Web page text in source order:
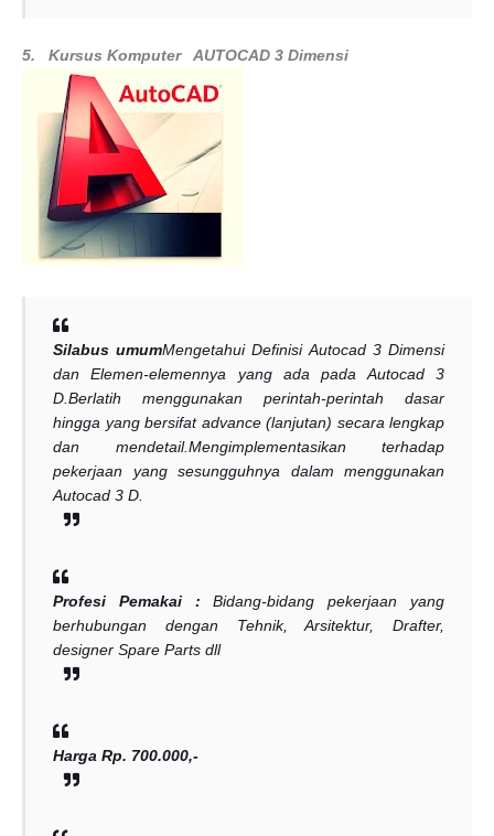
5. Kursus Komputer AUTOCAD 3 Dimensi
Silabus umumMengetahui Definisi Autocad 3 Dimensi
dan Elemen-elemennya yang ada pada Autocad 3
D. Berlatih menggunakan perintah-perintah dasar
hingga yang bersifat advance (lanjutan) secara lengkap
dan mendetail.Mengimplementasikan terhadap
pekerjaan yang sesungguhnya dalam menggunakan
Autocad 3 D.
Profesi Pemakai :Bidang-bidang pekerjaan yang
berhubungan dengan Tehnik, Arsitektur, Drafter,
designer Spare Parts dll
Harga Rp. 700.000,-